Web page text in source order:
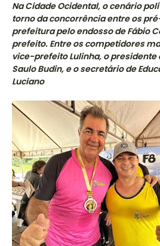
Na Cidade Ocidental, o cenário
torno da concorrência entre os
prefeitura pelo endosso de Fábio
prefeito. Entre os competidores
vice-prefeito Lulinha, o
Saulo Budin, e o secretário de
Luciano